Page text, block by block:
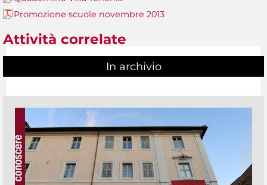
Promozione scuole novembre 2013
Attività correlate
In archivio